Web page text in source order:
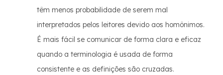
têm menos probabilidade de serem mal
interpretados pelos leitores devido aos homônimos.
É mais fácil se comunicar de forma clara e eficaz
quando a terminologia é usada de forma
consistente e as definições são cruzadas.